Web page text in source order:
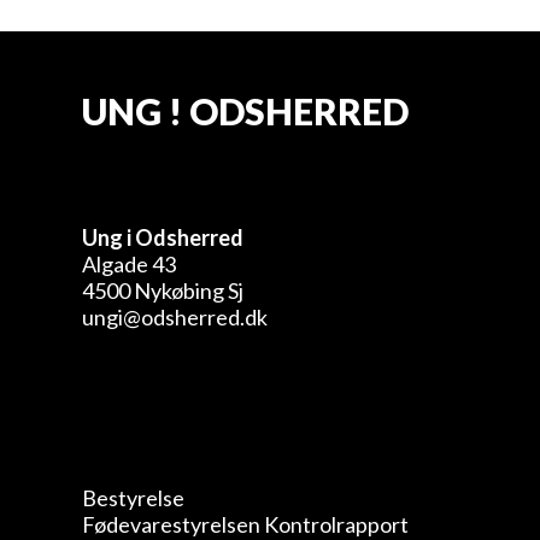
UNG ! ODSHERRED
Ung i Odsherred
Algade 43
4500 Nykøbing Sj
ungi@odsherred.dk
Bestyrelse
Fødevarestyrelsen Kontrolrapport